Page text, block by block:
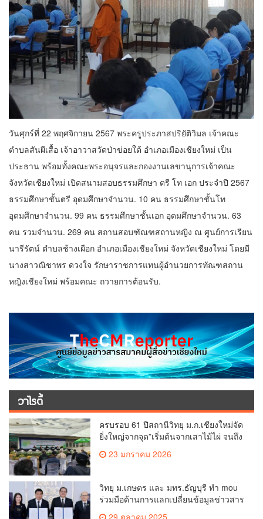
วันศุกร์ที่ 22 พฤศจิกายน 2567 พระครูประภาสปริยัติวิมล เจ้าคณะ
ตำบลสันผีเสื้อ เจ้าอาวาสวัดป่าข่อยใต้ อำเภอเมืองเชียงใหม่ เป็น
ประธาน พร้อมทั้งคณะพระอนุจรและกองงานเลขานุการเจ้าคณะ
จังหวัดเชียงใหม่ เปิดสนามสอบธรรมศึกษา ตรี โท เอก ประจำปี 2567
ธรรมศึกษาชั้นตรี อุดมศึกษาจำนวน. 10 คน ธรรมศึกษาชั้นโท
อุดมศึกษาจำนวน. 99 คน ธรรมศึกษาชั้นเอก อุดมศึกษาจำนวน. 63
คน รวมจำนวน. 269 คน สถานสอบฑัณฑสถานหญิง ณ ศูนย์การเรียน
นารีรัตน์ ตำบลช้างเผือก อำเภอเมืองเชียงใหม่ จังหวัดเชียงใหม่ โดยมี
นางสาวณิชาพร ดวงใจ รักษาราชการแทนผู้อำนวยการทัณฑสถาน
หญิงเชียงใหม่ พร้อมคณะ ถวายการต้อนรับ.
วาไรตี้
ครบรอบ 61 ปีสถานีวิทยุ ม.ก.เชียงใหม่จัด
ยิ่งใหญ่จากจุด”เริ่มต้นจากเสาไม้ไผ่ จนถึง
23 มกราคม 2026
วิทยุ ม.เกษตร และ มทร.ธัญบุรี ทำ mou
ร่วมมือด้านการแลกเปลี่ยนข้อมูลข่าวสาร
29 ตุลาคม 2025